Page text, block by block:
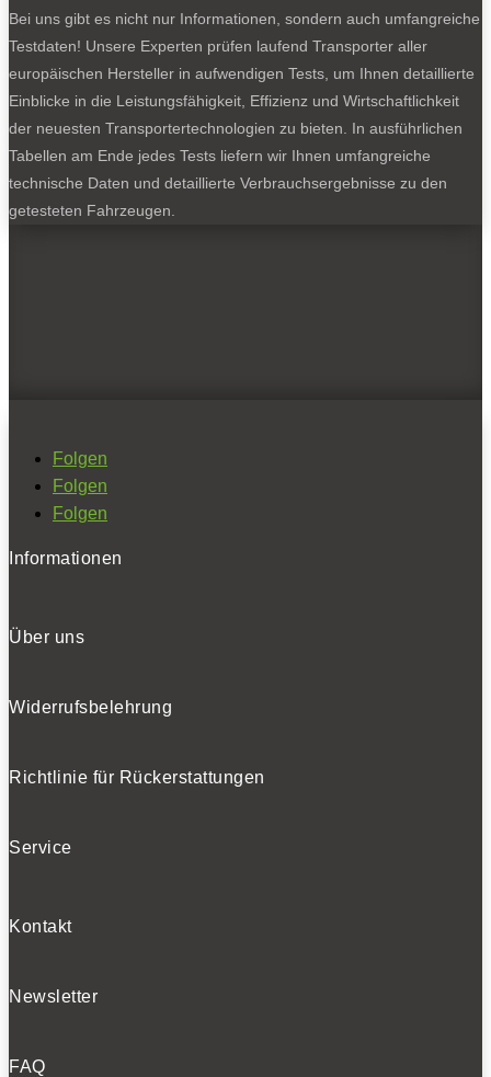
Bei uns gibt es nicht nur Informationen, sondern auch umfangreiche
Testdaten! Unsere Experten prüfen laufend Transporter aller
europäischen Hersteller in aufwendigen Tests, um Ihnen detaillierte
Einblicke in die Leistungsfähigkeit, Effizienz und Wirtschaftlichkeit
der neuesten Transportertechnologien zu bieten. In ausführlichen
Tabellen am Ende jedes Tests liefern wir Ihnen umfangreiche
technische Daten und detaillierte Verbrauchsergebnisse zu den
getesteten Fahrzeugen.
Folgen
Folgen
Folgen
Informationen
Über uns
Widerrufsbelehrung
Richtlinie für Rückerstattungen
Service
Kontakt
Newsletter
FAQ